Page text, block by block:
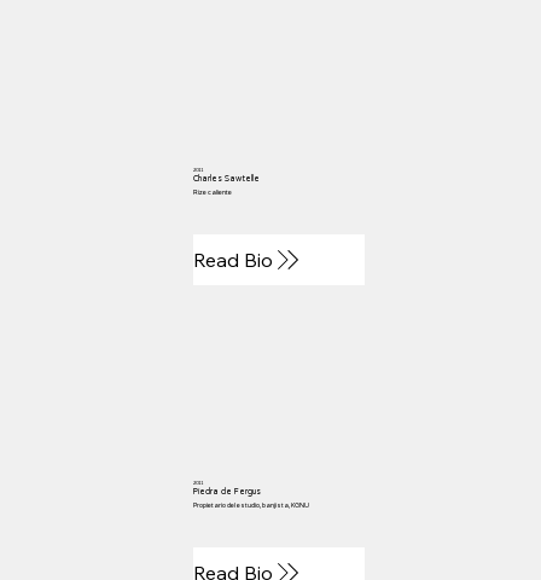
2011
Charles Sawtelle
Rize caliente
Read Bio
2011
Piedra de Fergus
Propietario del estudio, banjista, KGNU
Read Bio